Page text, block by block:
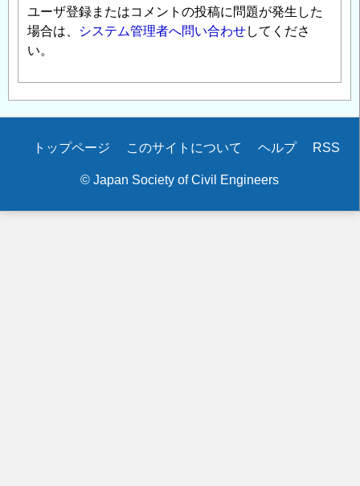
ユーザ登録またはコメントの投稿に問題が発生した
場合は、
システム管理者へ問い合わせしてくださ
い。
Secondary
トップページ このサイトについて ヘルプ RSS
© Japan Society of Civil Engineers